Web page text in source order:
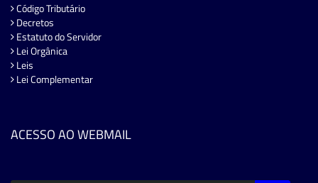
Código Tributário
Decretos
Estatuto do Servidor
Lei Orgânica
Leis
Lei Complementar
ACESSO AO WEBMAIL